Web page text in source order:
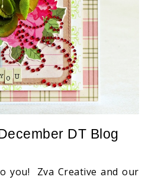
DT Blog
you! Zva Creative and our